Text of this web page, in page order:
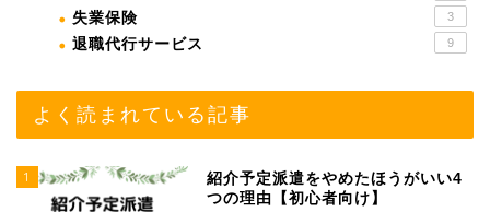
失業保険 3
退職代行サービス 9
よく読まれている記事
1
紹介予定派遣をやめたほうがいい4
つの理由【初心者向け】